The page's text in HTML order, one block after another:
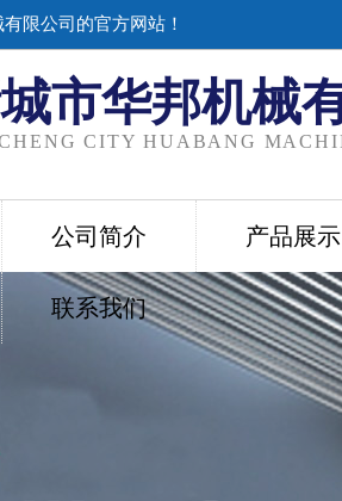
限公司的官方网站！
市华邦机械
CITY HUABANG
公司简介 产品展示
联系我们